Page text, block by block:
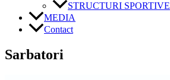
STRUCTURI SPORTIVE
MEDIA
Contact
Sarbatori